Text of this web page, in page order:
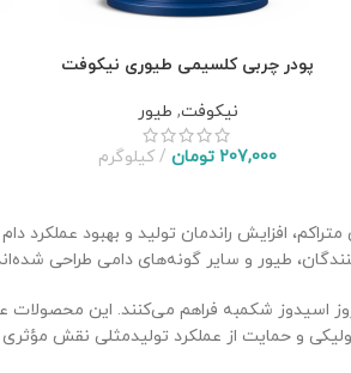
پودر چربی کلسیمی طیوری نیکوفت
نیکوفت, طیور
207,000 تومان کیلوگرم
افزایش راندمان تولید و بهبود عملکرد
طیور و سایر گونه‌های دامی طراحی
اسیدوز شکمبه فراهم می‌کنند. این
و حمایت از عملکرد تولیدمثلی نقش